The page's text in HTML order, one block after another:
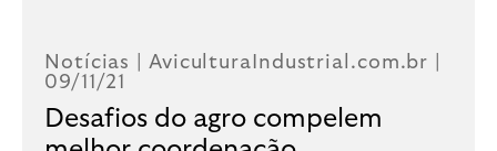
Notícias | AviculturaIndustrial.com.br
09/11/21
Desafios do agro compelem